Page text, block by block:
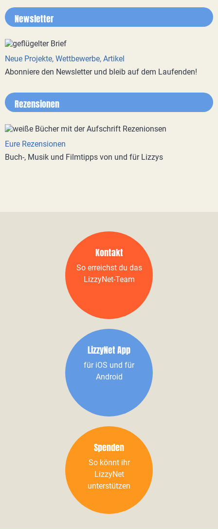
Newsletter
Neue Projekte, Wettbewerbe, Artikel
Abonniere den Newsletter und bleib auf dem Laufenden!
Rezensionen
Eure Rezensionen
Buch-, Musik und Filmtipps von und für Lizzys
Kontakt
So erreichst du das
LizzyNet-Team
LizzyNet App
für iOS und für
Android
Spenden
So könnt ihr
LizzyNet
unterstützen